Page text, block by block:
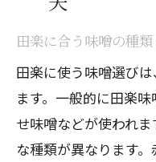
田楽に合う味噌の種
田楽に使う味噌選び
ます。一般的に田楽
せ味噌などが使われ
な種類が異なります